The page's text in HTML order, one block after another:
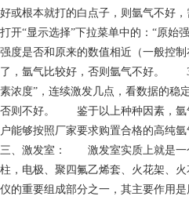
好或根本就打的白点子，则氩气不好
打开“显示选择”下拉菜单中的：“原始
强度是否和原来的数值相近（一般控
了，氩气比较好，否则氩气不好。
素浓度”，连续激发几点，看数据的稳
否则不好。 鉴于以上种种因素，氩
户能够按照厂家要求购置合格的高
三、激发室： 激发室实质上就是一
柱，电极、聚四氟乙烯套、火花架、
仪的重要组成部分之一，其主要作用